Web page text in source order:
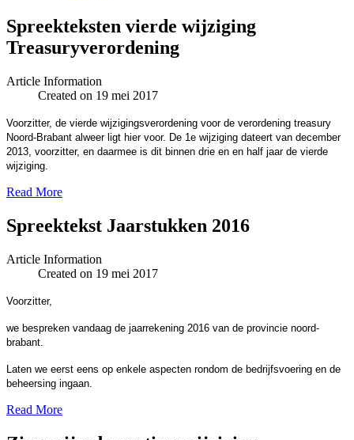
Spreekteksten vierde wijziging
Treasuryverordening
Article Information
Created on 19 mei 2017
Voorzitter, de vierde wijzigingsverordening voor de verordening treasury
Noord-Brabant alweer ligt hier voor. De 1e wijziging dateert van december
2013, voorzitter, en daarmee is dit binnen drie en en half jaar de vierde
wijziging.
Read More
Spreektekst Jaarstukken 2016
Article Information
Created on 19 mei 2017
Voorzitter,
we bespreken vandaag de jaarrekening 2016 van de provincie noord-
brabant.
Laten we eerst eens op enkele aspecten rondom de bedrijfsvoering en de
beheersing ingaan.
Read More